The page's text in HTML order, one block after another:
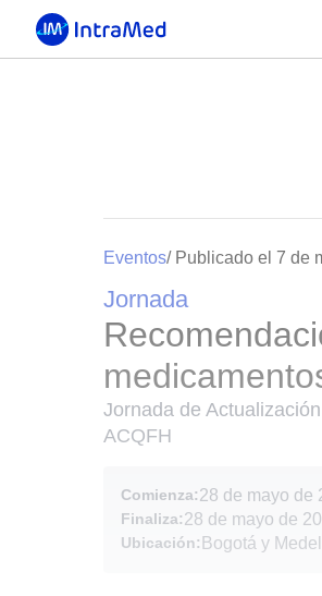
Eventos/ Publicado el 7 de
Jornada
Jornada de
ACQFH
Comienza:28 de mayo de
Finaliza:28 de mayo de
Ubicación: Bogotá y